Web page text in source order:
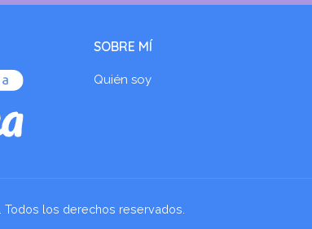
SOBRE MÍ
Quién soy
Todos los derechos reservados.